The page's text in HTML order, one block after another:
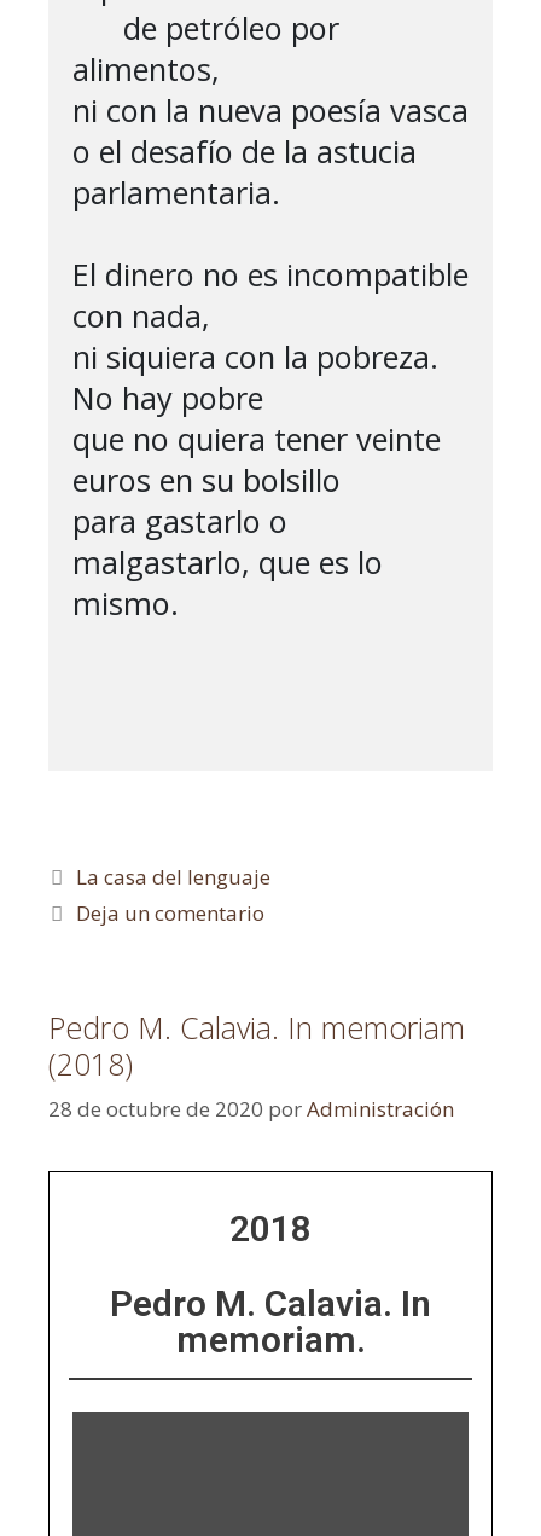
de petróleo por
alimentos,
ni con la nueva poesía vasca
o el desafío de la astucia
parlamentaria.
El dinero no es incompatible
con nada,
ni siquiera con la pobreza.
No hay pobre
que no quiera tener veinte
euros en su bolsillo
para gastarlo o
malgastarlo, que es lo
mismo.
La casa del lenguaje
Deja un comentario
Pedro M. Calavia. In memoriam
(2018)
28 de octubre de 2020 porAdministración
2018
Pedro M. Calavia. In
memoriam.